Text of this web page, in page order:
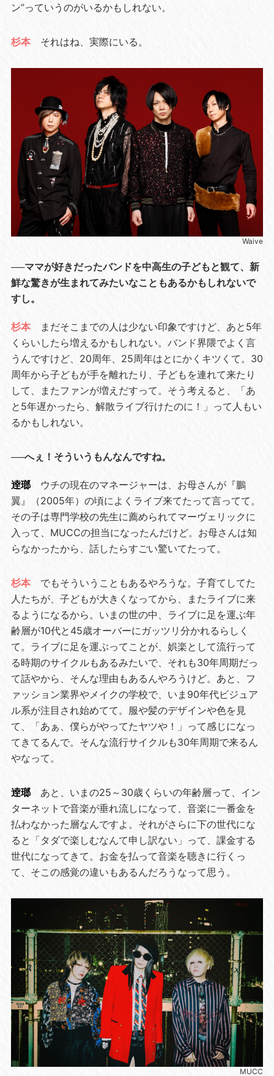
ン”っていうのがいるかもしれない。
杉本 それはね、実際にいる。
Waive
──ママが好きだったバンドを中高生の子どもと観て、新
鮮な驚きが生まれてみたいなこともあるかもしれないで
すし。
杉本
まだそこまでの人は少ない印象ですけど、あと5年
くらいしたら増えるかもしれない。バンド界隈でよく言
うんですけど、20周年、25周年はとにかくキツくて。30
周年から子どもが手を離れたり、子どもを連れて来たり
して、またファンが増えだすって。そう考えると、「あ
と5年遅かったら、解散ライブ行けたのに！」って人もい
るかもしれない。
──へぇ！そういうもんなんですね。
逹瑯
ウチの現在のマネージャーは、お母さんが『鵬
翼』（2005年）の頃によくライブ来てたって言ってて。
その子は専門学校の先生に薦められてマーヴェリックに
入って、MUCCの担当になったんだけど。お母さんは知
らなかったから、話したらすごい驚いてたって。
杉本
でもそういうこともあるやろうな。子育てしてた
人たちが、子どもが大きくなってから、またライブに来
るようになるから。いまの世の中、ライブに足を運ぶ年
齢層が10代と45歳オーバーにガッツリ分かれるらしく
て。ライブに足を運ぶってことが、娯楽として流行って
る時期のサイクルもあるみたいで、それも30年周期だっ
て話やから、そんな理由もあるんやろうけど。あと、フ
ァッション業界やメイクの学校で、いま90年代ビジュア
ル系が注目され始めてて。服や髪のデザインや色を見
て、「あぁ、僕らがやってたヤツや！」って感じになっ
てきてるんで。そんな流行サイクルも30年周期で来るん
やなって。
逹瑯
あと、いまの25～30歳くらいの年齢層って、イン
ターネットで音楽が垂れ流しになって、音楽に一番金を
払わなかった層なんですよ。それがさらに下の世代にな
ると「タダで楽しむなんて申し訳ない」って、課金する
世代になってきて。お金を払って音楽を聴きに行くっ
て、そこの感覚の違いもあるんだろうなって思う。
MUCC